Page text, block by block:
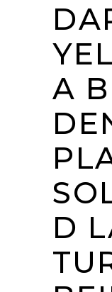
A
D